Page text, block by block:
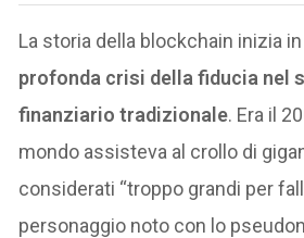
La storia della blockchain inizia
profonda crisi della fiducia nel
finanziario tradizionale. Era il
mondo assisteva al crollo di
considerati “troppo grandi per
personaggio noto con lo